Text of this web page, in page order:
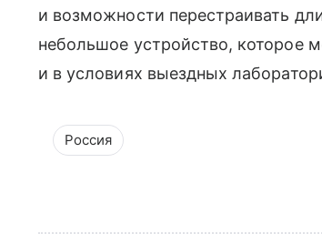
и возможности перестраивать
небольшое устройство, которое
и в условиях выездных
Россия